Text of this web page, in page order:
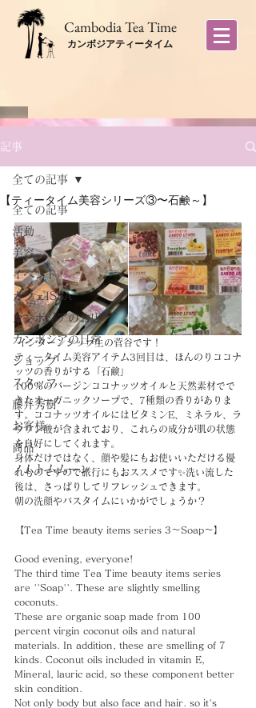
​Cambodia Tea Time
カンボジアティータイム
記事
全ての記事
活動
美容
イベント
カフェISSA
カンボジアのお店
カンボジアの日常
ショップ
スタッフ
藤井秀樹
お客様
商品
ノムトムムーン
全ての記事
【ティータイム美容シリーズ③〜石鹸～】
インターンシップ生の菅谷です！
ティータイム美容アイテム3回目は、ほんのりココナ
ッツの香りがする「石鹸」
100%のバージンココナッツオイルと天然素材でで
きたオーガニックソープで、7種類の香りがありま
す。ココナッツオイルにはビタミンE、ミネラル、ラ
ウリン酸が含まれており、これらの成分が肌の状態
を良好にしてくれます。
身体だけではなく、顔や髪にもお使いいただける優
れものですので旅行にもおススメです✨洗い流した
後は、さっぱりしてリフレッシュできます。
朝の洗顔やバスタイムにいかがでしょうか？
【Tea Time beauty items series 3〜Soap～】
Good evening, everyone!
The third time Tea Time beauty items series
are ''Soap''. These are slightly smelling
coconuts.
These are organic soap made from 100
percent virgin coconut oils and natural
materials. In addition, these are smelling of 7
kinds. Coconut oils included in vitamin E,
Mineral, lauric acid, so these component better
skin condition.
Not only body but also face and hair. so it's